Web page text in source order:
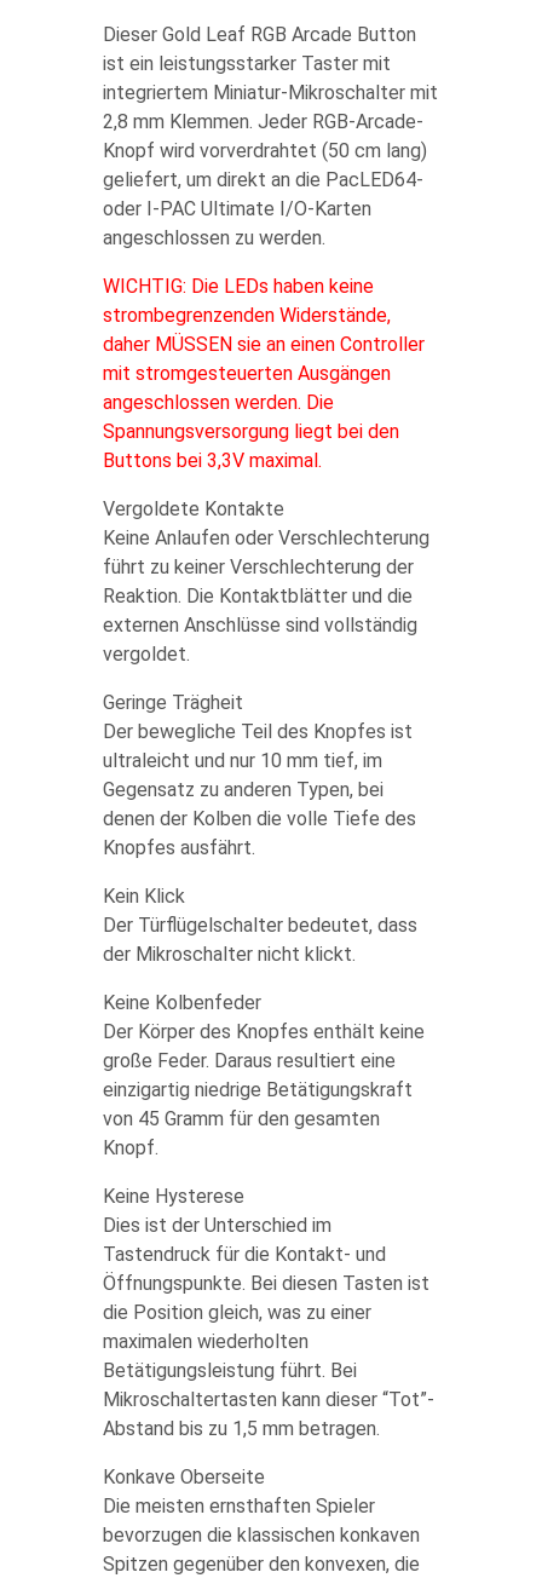
Dieser Gold Leaf RGB Arcade Button
ist ein leistungsstarker Taster mit
integriertem Miniatur-Mikroschalter mit
2,8 mm Klemmen. Jeder RGB-Arcade-
Knopf wird vorverdrahtet (50 cm lang)
geliefert, um direkt an die PacLED64-
oder I-PAC Ultimate I/O-Karten
angeschlossen zu werden.
WICHTIG: Die LEDs haben keine
strombegrenzenden Widerstände,
daher MÜSSEN sie an einen Controller
mit stromgesteuerten Ausgängen
angeschlossen werden. Die
Spannungsversorgung liegt bei den
Buttons bei 3,3V maximal.
Vergoldete Kontakte
Keine Anlaufen oder Verschlechterung
führt zu keiner Verschlechterung der
Reaktion. Die Kontaktblätter und die
externen Anschlüsse sind vollständig
vergoldet.
Geringe Trägheit
Der bewegliche Teil des Knopfes ist
ultraleicht und nur 10 mm tief, im
Gegensatz zu anderen Typen, bei
denen der Kolben die volle Tiefe des
Knopfes ausfährt.
Kein Klick
Der Türflügelschalter bedeutet, dass
der Mikroschalter nicht klickt.
Keine Kolbenfeder
Der Körper des Knopfes enthält keine
große Feder. Daraus resultiert eine
einzigartig niedrige Betätigungskraft
von 45 Gramm für den gesamten
Knopf.
Keine Hysterese
Dies ist der Unterschied im
Tastendruck für die Kontakt- und
Öffnungspunkte. Bei diesen Tasten ist
die Position gleich, was zu einer
maximalen wiederholten
Betätigungsleistung führt. Bei
Mikroschaltertasten kann dieser “Tot”-
Abstand bis zu 1,5 mm betragen.
Konkave Oberseite
Die meisten ernsthaften Spieler
bevorzugen die klassischen konkaven
Spitzen gegenüber den konvexen, die